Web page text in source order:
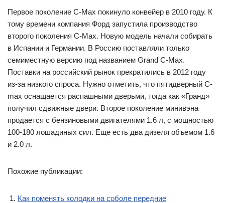
Первое поколение C-Max покинуло конвейер в 2010 году. К
тому времени компания Форд запустила производство
второго поколения C-Max. Новую модель начали собирать
в Испании и Германии. В Россию поставляли только
семиместную версию под названием Grand C-Max.
Поставки на российский рынок прекратились в 2012 году
из-за низкого спроса. Нужно отметить, что пятидверный C-
max оснащается распашными дверьми, тогда как «Гранд»
получил сдвижные двери. Второе поколение минивэна
продается с бензиновыми двигателями 1.6 л, с мощностью
100-180 лошадиных сил. Еще есть два дизеля объемом 1.6
и 2.0 л.
Похожие публикации:
Как поменять колодки на соболе передние